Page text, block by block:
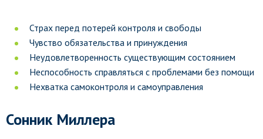
Страх перед потерей контроля и свободы
Чувство обязательства и принуждения
Неудовлетворенность существующим состоянием
Неспособность справляться с проблемами без помощи
Нехватка самоконтроля и самоуправления
Сонник Миллера